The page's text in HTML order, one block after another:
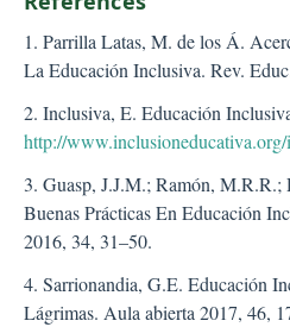
1. Parrilla Latas, M. de los Á.
La Educación Inclusiva. Rev.
2. Inclusiva, E. Educación
http://www.inclusioneducativa.org/
3. Guasp, J.J.M.; Ramón,
Buenas Prácticas En Educación
2016, 34, 31–50.
4. Sarrionandia, G.E. Educación
Lágrimas. Aula abierta 2017, 46,